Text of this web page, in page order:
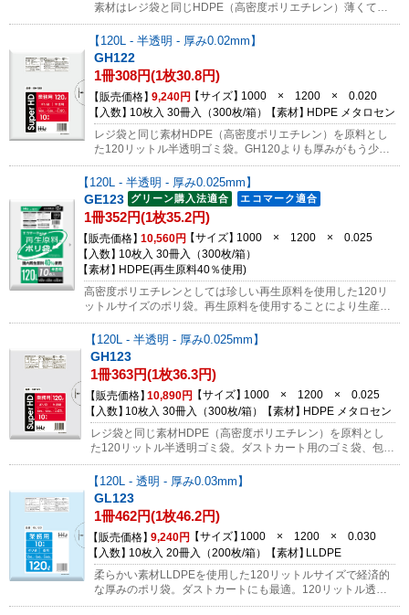
素材はレジ袋と同じHDPE（高密度ポリエチレン）薄くて経
済的なので、軽量物のゴミ袋、衣類の片付けなどにもご使用
頂けます。
120L - 半透明 - 厚み0.02mm
GH122
1冊308円(1枚30.8円)
販売価格 9,240円 サイズ
1000 × 1200 × 0.020
入数
10枚入 30冊入（300枚/箱） 素材
HDPE メタロセン
レジ袋と同じ素材HDPE（高密度ポリエチレン）を原料とし
た120リットル半透明ゴミ袋。GH120よりも厚みがもう少し
欲しい方にぴったりです。
120L - 半透明 - 厚み0.025mm
GE123
1冊352円(1枚35.2円)
販売価格 10,560円 サイズ
1000 × 1200 × 0.025
入数
10枚入 30冊入（300枚/箱）
素材
HDPE(再生原料40％使用)
高密度ポリエチレンとしては珍しい再生原料を使用した120リ
ットルサイズのポリ袋。再生原料を使用することにより生産時
の二酸化炭素排出量を約25％削減！主に国内で回収されたスト
レッチフィルムから作られた再生原料を使用し、純粋な高密度
ポリエチレン製の袋と比べても遜色のない強度があります。エ
コマーク認証を受けている為、グリーン購入法にも対応してい
ます。※製品本体にはエコマーク等の印刷はありません。※袋
の表面に細かな粒がありますが、品質に問題はございません。
（フィルムの強度等に影響はございません）サンプルのご依頼
はコチラから
120L - 半透明 - 厚み0.025mm
GH123
1冊363円(1枚36.3円)
販売価格 10,890円 サイズ
1000 × 1200 × 0.025
入数
10枚入 30冊入（300枚/箱） 素材
HDPE メタロセン
レジ袋と同じ素材HDPE（高密度ポリエチレン）を原料とし
た120リットル半透明ゴミ袋。ダストカート用のゴミ袋、包装
用ポリ袋としてご利用頂けます。
120L - 透明 - 厚み0.03mm
GL123
1冊462円(1枚46.2円)
販売価格 9,240円 サイズ
1000 × 1200 × 0.030
入数
10枚入 20冊入（200枚/箱） 素材
LLDPE
柔らかい素材LLDPEを使用した120リットルサイズで経済的
な厚みのポリ袋。ダストカートにも最適。120リットル透明
ゴミ袋、梱包、包装用ポリ袋として使われています。1枚ず